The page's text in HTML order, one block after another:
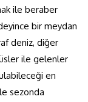
ile beraber
bir meydan
deniz, diğer
ile gelenler
en
sezonda